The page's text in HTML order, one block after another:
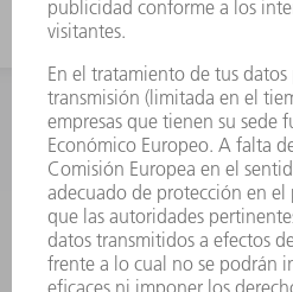
Preguntas más
Condiciones
Departamento de
+34 91 657